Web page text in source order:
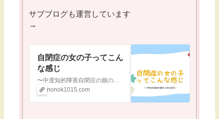
サブブログも運営しています
→
自閉症の女の子ってこん
な感じ
nonok1015.com